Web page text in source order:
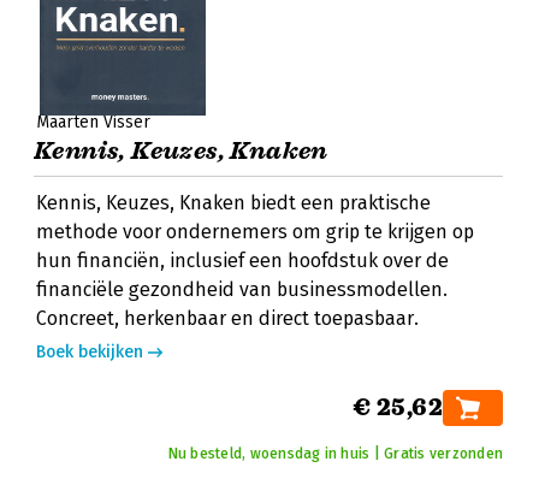
Maarten Visser
Kennis, Keuzes, Knaken
Kennis, Keuzes, Knaken biedt een praktische
methode voor ondernemers om grip te krijgen op
hun financiën, inclusief een hoofdstuk over de
financiële gezondheid van businessmodellen.
Concreet, herkenbaar en direct toepasbaar.
Boek bekijken
€ 25,62
Nu besteld, woensdag in huis | Gratis verzonden